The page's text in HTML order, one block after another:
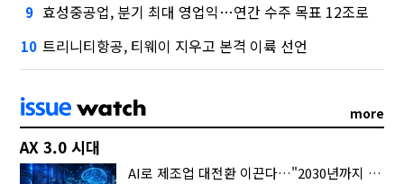
9 효성중공업, 분기 최대 영업익…연간 수주 목표 12조로
10 트리니티항공, 티웨이 지우고 본격 이륙 선언
more
AX 3.0 시대
AI로 제조업 대전환 이끈다…"2030년까지 민관합동 20조 투자"